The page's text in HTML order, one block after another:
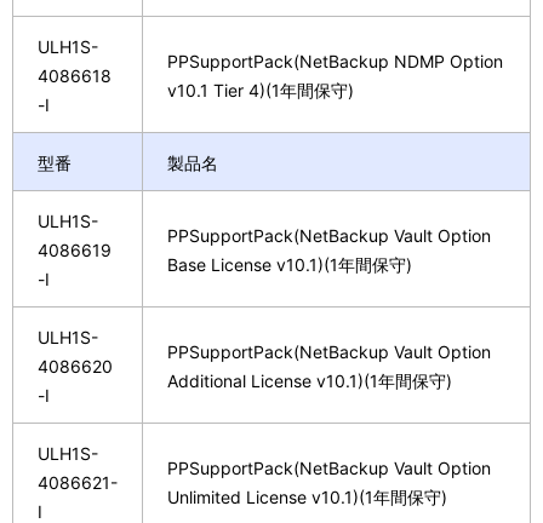
ULH1S-
4086618
-I
PPSupportPack(NetBackup NDMP Option
v10.1 Tier 4)(1年間保守)
型番 製品名
ULH1S-
4086619
-I
PPSupportPack(NetBackup Vault Option
Base License v10.1)(1年間保守)
ULH1S-
4086620
-I
PPSupportPack(NetBackup Vault Option
Additional License v10.1)(1年間保守)
ULH1S-
4086621-
I
PPSupportPack(NetBackup Vault Option
Unlimited License v10.1)(1年間保守)